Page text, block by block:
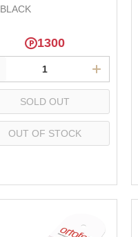
1300
SOLD OUT
OUT OF STOCK